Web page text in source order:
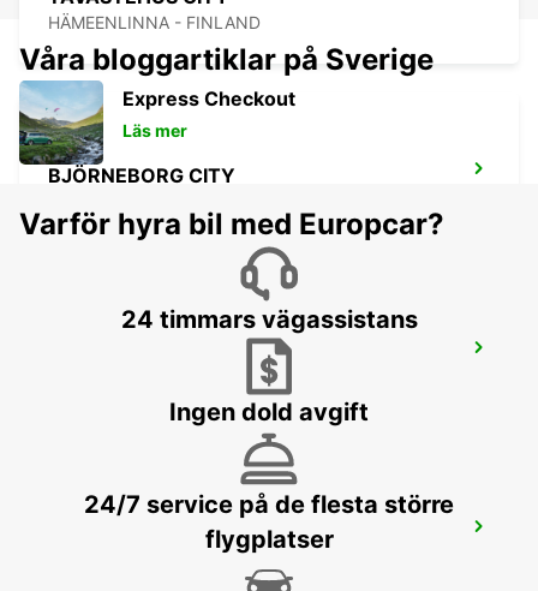
HÄMEENLINNA - FINLAND
BJÖRNEBORG CITY
BJÖRNEBORG FLYGPLATS
LAHTIS JÄRNVÄGSSTATION
Våra bloggartiklar på Sverige
Express Checkout
Läs mer
Varför hyra bil med Europcar?
24 timmars vägassistans
Ingen dold avgift
24/7 service på de flesta större
flygplatser